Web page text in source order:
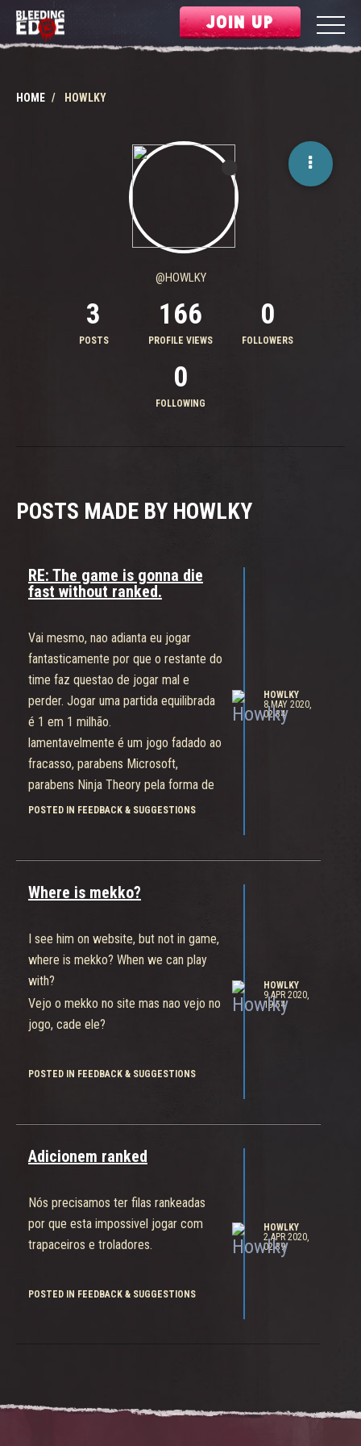
JOIN UP
HOME HOWLKY
@HOWLKY
3
POSTS
166
PROFILE VIEWS
0
FOLLOWERS
0
FOLLOWING
POSTS MADE BY HOWLKY
RE: The game is gonna die
fast without ranked.
Vai mesmo, nao adianta eu jogar
fantasticamente por que o restante do
time faz questao de jogar mal e
perder. Jogar uma partida equilibrada
é 1 em 1 milhão.
lamentavelmente é um jogo fadado ao
fracasso, parabens Microsoft,
parabens Ninja Theory pela forma de
trabalhar o jogo ser tão infeliz e
POSTED IN FEEDBACK & SUGGESTIONS
HOWLKY
8 MAY 2020,
02:34
Where is mekko?
I see him on website, but not in game,
where is mekko? When we can play
with?
Vejo o mekko no site mas nao vejo no
jogo, cade ele?
POSTED IN FEEDBACK & SUGGESTIONS
HOWLKY
9 APR 2020,
19:54
Adicionem ranked
Nós precisamos ter filas rankeadas
por que esta impossivel jogar com
trapaceiros e troladores.
POSTED IN FEEDBACK & SUGGESTIONS
HOWLKY
2 APR 2020,
02:39